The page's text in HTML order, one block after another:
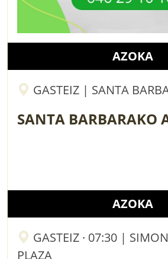
AZOKA
GASTEIZ | SANTA
SANTA BARBARAKO
AZOKA
GASTEIZ · 07:30 |
PLAZA